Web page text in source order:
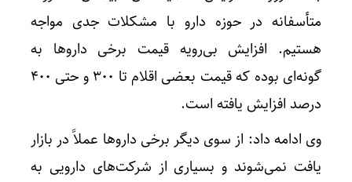
متأسفانه در حوزه دارو با مشکلات جدی مواجه
هستیم. افزایش بی‌رویه قیمت برخی داروها به
گونه‌ای بوده که قیمت بعضی اقلام تا ۳۰۰ و حتی ۴۰۰
درصد افزایش یافته است.
وی ادامه داد: از سوی دیگر برخی داروها عملاً در بازار
یافت نمی‌شوند و بسیاری از شرکت‌های دارویی به